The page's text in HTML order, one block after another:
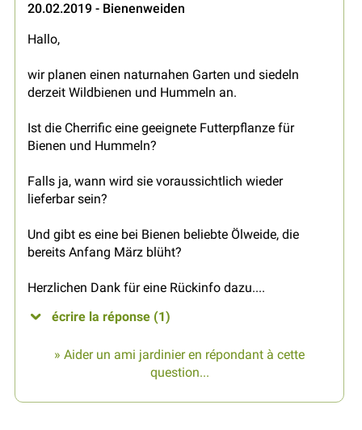
20.02.2019 - Bienenweiden
Hallo,
wir planen einen naturnahen Garten und siedeln
derzeit Wildbienen und Hummeln an.
Ist die Cherrific eine geeignete Futterpflanze für
Bienen und Hummeln?
Falls ja, wann wird sie voraussichtlich wieder
lieferbar sein?
Und gibt es eine bei Bienen beliebte Ölweide, die
bereits Anfang März blüht?
Herzlichen Dank für eine Rückinfo dazu....
écrire la réponse (1)
» Aider un ami jardinier en répondant à cette
question...